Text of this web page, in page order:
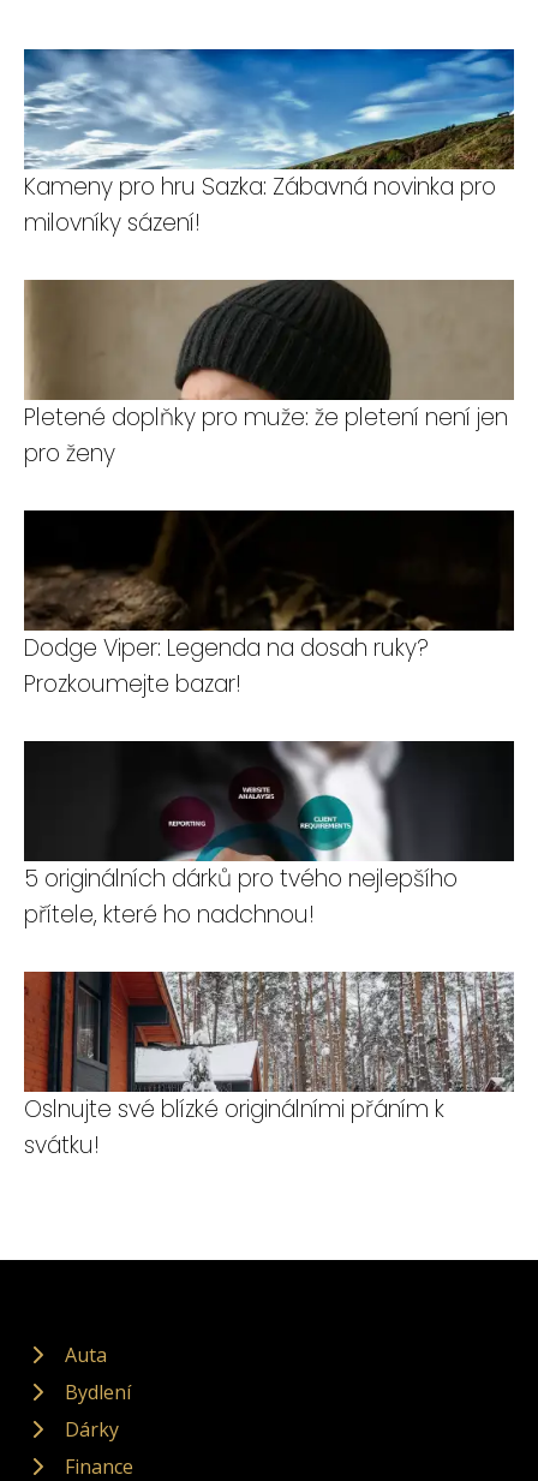
Kameny pro hru Sazka: Zábavná novinka pro
milovníky sázení!
Pletené doplňky pro muže: že pletení není jen
pro ženy
Dodge Viper: Legenda na dosah ruky?
Prozkoumejte bazar!
5 originálních dárků pro tvého nejlepšího
přítele, které ho nadchnou!
Oslnujte své blízké originálními přáním k
svátku!
Auta
Bydlení
Dárky
Finance